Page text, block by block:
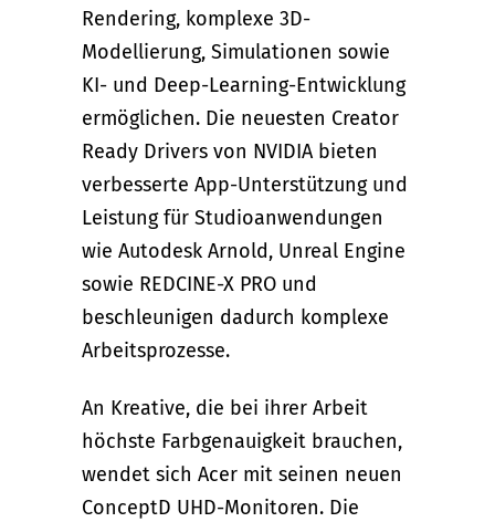
Rendering, komplexe 3D-
Modellierung, Simulationen sowie
KI- und Deep-Learning-Entwicklung
ermöglichen. Die neuesten Creator
Ready Drivers von NVIDIA bieten
verbesserte App-Unterstützung und
Leistung für Studioanwendungen
wie Autodesk Arnold, Unreal Engine
sowie REDCINE-X PRO und
beschleunigen dadurch komplexe
Arbeitsprozesse.
An Kreative, die bei ihrer Arbeit
höchste Farbgenauigkeit brauchen,
wendet sich Acer mit seinen neuen
ConceptD UHD-Monitoren. Die